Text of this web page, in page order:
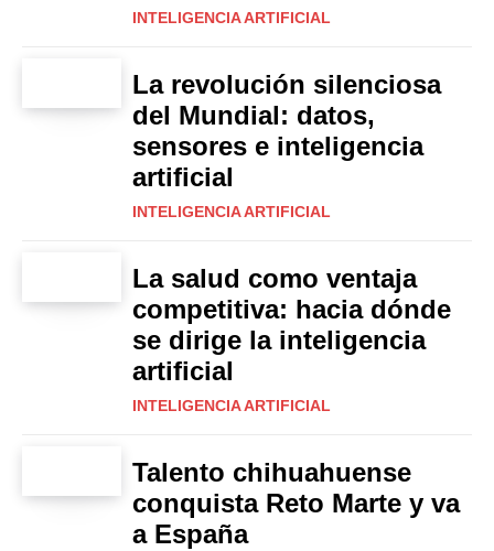
INTELIGENCIA ARTIFICIAL
La revolución silenciosa
del Mundial: datos,
sensores e inteligencia
artificial
INTELIGENCIA ARTIFICIAL
La salud como ventaja
competitiva: hacia dónde
se dirige la inteligencia
artificial
INTELIGENCIA ARTIFICIAL
Talento chihuahuense
conquista Reto Marte y va
a España